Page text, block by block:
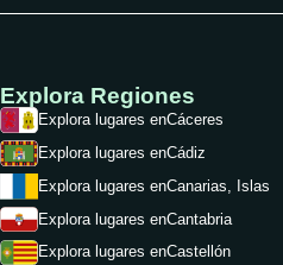
Explora Regiones
Explora lugares enCáceres
Explora lugares enCádiz
Explora lugares enCanarias, Islas
Explora lugares enCantabria
Explora lugares enCastellón